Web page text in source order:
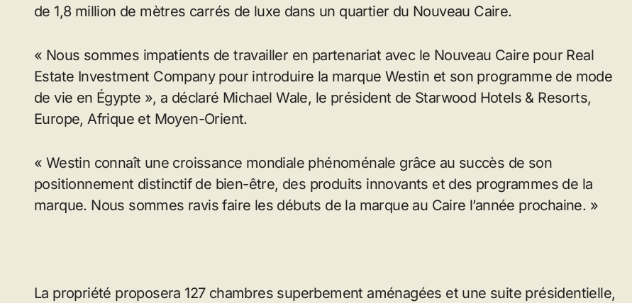
de 1,8 million de mètres carrés de luxe dans un quartier du Nouveau Caire.
« Nous sommes impatients de travailler en partenariat avec le Nouveau Caire pour Real
Estate Investment Company pour introduire la marque Westin et son programme de mode
de vie en Égypte », a déclaré Michael Wale, le président de Starwood Hotels & Resorts,
Europe, Afrique et Moyen-Orient.
« Westin connaît une croissance mondiale phénoménale grâce au succès de son
positionnement distinctif de bien-être, des produits innovants et des programmes de la
marque. Nous sommes ravis faire les débuts de la marque au Caire l’année prochaine. »
La propriété proposera 127 chambres superbement aménagées et une suite présidentielle,